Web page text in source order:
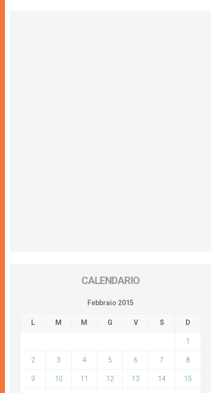
CALENDARIO
Febbraio 2015
L M M G V S D
1
2 3 4 5 6 7 8
9 10 11 12 13 14 15